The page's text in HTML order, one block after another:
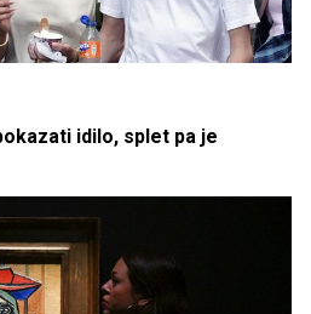
idilo, splet pa je